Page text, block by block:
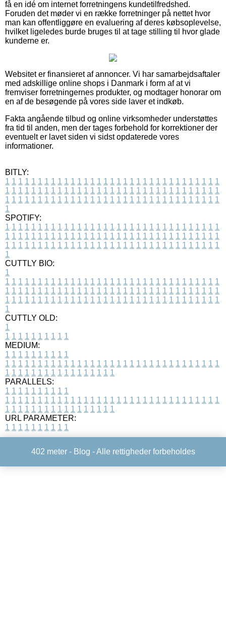
få en idé om internet forretningens kundetilfredshed.
Foruden det møder vi en række forretninger på nettet hvor
man kan offentliggøre en evaluering af deres købsoplevelse,
hvilket ligeledes burde bruges til at tage stilling til hvor glade
kunderne er.
Websitet er finansieret af annoncer. Vi har samarbejdsaftaler
med adskillige online shops i Danmark i form af at vi
fremviser forretningernes produkter, og modtager honorar om
en af de besøgende på vores side laver et indkøb.
Fakta angående tilbud og online virksomheder understøttes
fra tid til anden, men der tages forbehold for korrektioner der
eventuelt er lavet siden vi sidst opdaterede vores
informationer.
BITLY:
1 1 1 1 1 1 1 1 1 1 1 1 1 1 1 1 1 1 1 1 1 1 1 1 1 1 1 1 1 1 1 1 1
1 1 1 1 1 1 1 1 1 1 1 1 1 1 1 1 1 1 1 1 1 1 1 1 1 1 1 1 1 1 1 1 1
1 1 1 1 1 1 1 1 1 1 1 1 1 1 1 1 1 1 1 1 1 1 1 1 1 1 1 1 1 1 1 1 1
1
SPOTIFY:
1 1 1 1 1 1 1 1 1 1 1 1 1 1 1 1 1 1 1 1 1 1 1 1 1 1 1 1 1 1 1 1 1
1 1 1 1 1 1 1 1 1 1 1 1 1 1 1 1 1 1 1 1 1 1 1 1 1 1 1 1 1 1 1 1 1
1 1 1 1 1 1 1 1 1 1 1 1 1 1 1 1 1 1 1 1 1 1 1 1 1 1 1 1 1 1 1 1 1
1
CUTTLY BIO:
1
1 1 1 1 1 1 1 1 1 1 1 1 1 1 1 1 1 1 1 1 1 1 1 1 1 1 1 1 1 1 1 1 1
1 1 1 1 1 1 1 1 1 1 1 1 1 1 1 1 1 1 1 1 1 1 1 1 1 1 1 1 1 1 1 1 1
1 1 1 1 1 1 1 1 1 1 1 1 1 1 1 1 1 1 1 1 1 1 1 1 1 1 1 1 1 1 1 1 1
1
CUTTLY OLD:
1
1 1 1 1 1 1 1 1 1 1
MEDIUM:
1 1 1 1 1 1 1 1 1 1
1 1 1 1 1 1 1 1 1 1 1 1 1 1 1 1 1 1 1 1 1 1 1 1 1 1 1 1 1 1 1 1 1
1 1 1 1 1 1 1 1 1 1 1 1 1 1 1 1 1
PARALLELS:
1 1 1 1 1 1 1 1 1 1
1 1 1 1 1 1 1 1 1 1 1 1 1 1 1 1 1 1 1 1 1 1 1 1 1 1 1 1 1 1 1 1 1
1 1 1 1 1 1 1 1 1 1 1 1 1 1 1 1 1
URL PARAMETER:
1 1 1 1 1 1 1 1 1 1
402 meter - Blog - Alle rettigheder forbeholdes